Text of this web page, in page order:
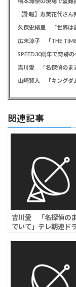
SPEED30周年で奇跡の
関連記事
吉川愛 「名探偵の
でいて」テレ朝連ド